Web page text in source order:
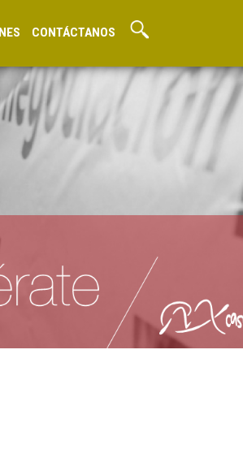
CONTÁCTANOS